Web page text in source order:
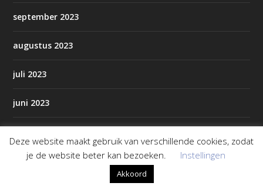
september 2023
augustus 2023
juli 2023
juni 2023
april 2023
Deze website maakt gebruik van verschillende cookies, zodat
je de website beter kan bezoeken.
Instellingen
Akkoord